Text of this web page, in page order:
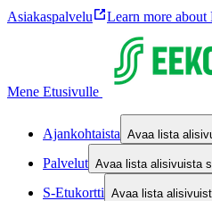
Asiakaspalvelu Learn more about
Mene Etusivulle
Ajankohtaista Avaa lista
Palvelut Avaa lista alisivuista
S-Etukortti Avaa lista